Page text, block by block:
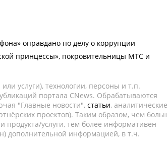
оправдано по делу о коррупции
принцессы», покровительницы МТС и
услуги), технологии, персоны и т.п.
портала CNews. Обрабатываются
"Главные новости", статьи, аналитические
проектов). Таким образом, чем
услуги, тем более информативен
дополнительной информацией, в т.ч.